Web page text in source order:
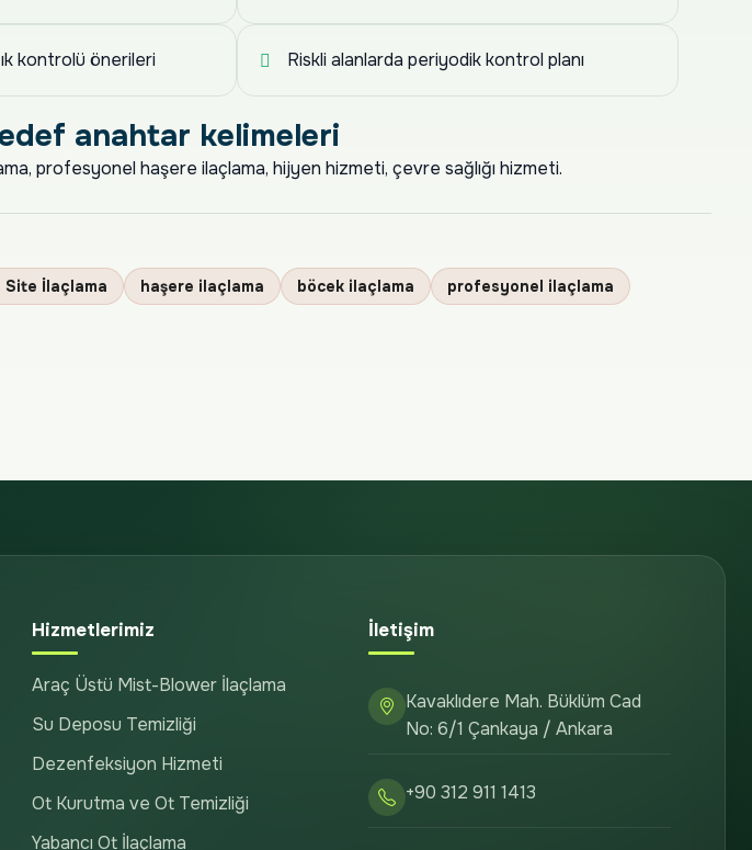
kontrolü önerileri Riskli alanlarda periyodik kontrol planı
anahtar kelimeleri
profesyonel haşere ilaçlama, hijyen hizmeti, çevre sağlığı hizmeti.
Site İlaçlama haşere ilaçlama böcek ilaçlama profesyonel ilaçlama
Hizmetlerimiz
Araç Üstü Mist-Blower İlaçlama
Su Deposu Temizliği
Dezenfeksiyon Hizmeti
Ot Kurutma ve Ot Temizliği
Yabancı Ot İlaçlama
İletişim
Kavaklıdere Mah. Büklüm Cad
No: 6/1 Çankaya / Ankara
+90 312 911 1413